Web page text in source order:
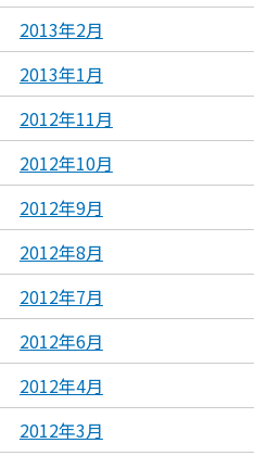
2013年2月
2013年1月
2012年11月
2012年10月
2012年9月
2012年8月
2012年7月
2012年6月
2012年4月
2012年3月